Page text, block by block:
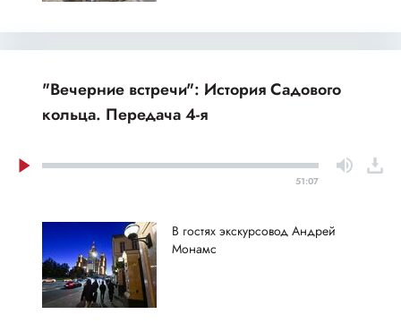
"Вечерние встречи": История Садового
кольца. Передача 4-я
51:07
В гостях экскурсовод Андрей
Монамс